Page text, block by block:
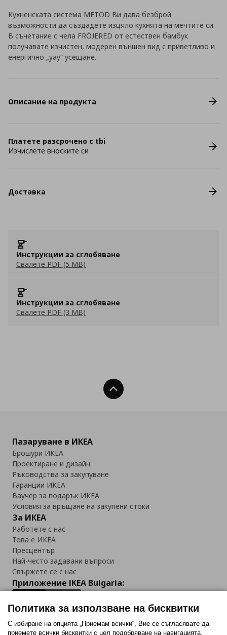
Кухненската система METOD Ви дава безброй
възможности да създадете изцяло кухнята на мечтите си.
В съчетание с чела FRÖJERED от естествен бамбук
получавате изчистен, модерен външен вид с приветливо и
енергично „уау“ усещане.
Описание на продукта
Платете разсрочено с tbi
Изчислете вноските си
Доставка
Инструкции за сглобяване
Свалете PDF (5 MB)
Инструкции за сглобяване
Свалете PDF (3 MB)
Нагоре
Пазаруване в ИКЕА
Брошури ИКЕА
Проектиране и дизайн
Ръководства за закупуване
Гаранции ИКЕА
Ваучер за подарък ИКЕА
Условия за връщане на закупени стоки
За ИКЕА
Работете с нас
Това е ИКЕА
Пресцентър
Най-често задавани въпроси
Свържете се с нас
Приложение IKEA Bulgaria:
Политика за използване на бисквитки
С избиране на опцията „Приемам всички“, Вие се съгласявате да
приемете всички бисквитки с цел подобряване на навигацията,